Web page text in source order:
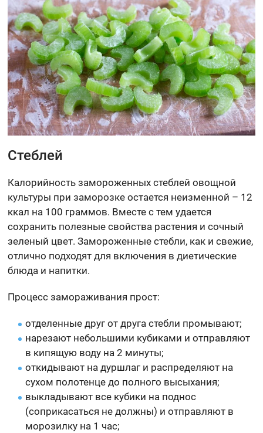
Стеблей
Калорийность замороженных стеблей овощной
культуры при заморозке остается неизменной – 12
ккал на 100 граммов. Вместе с тем удается
сохранить полезные свойства растения и сочный
зеленый цвет. Замороженные стебли, как и свежие,
отлично подходят для включения в диетические
блюда и напитки.
Процесс замораживания прост:
отделенные друг от друга стебли промывают;
нарезают небольшими кубиками и отправляют
в кипящую воду на 2 минуты;
откидывают на дуршлаг и распределяют на
сухом полотенце до полного высыхания;
выкладывают все кубики на поднос
(соприкасаться не должны) и отправляют в
морозилку на 1 час;